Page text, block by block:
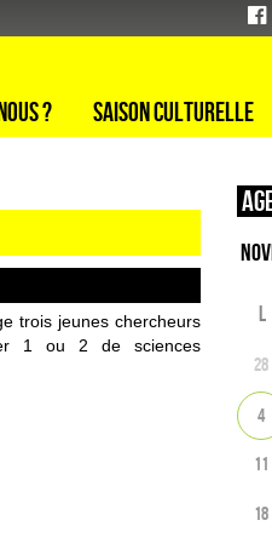
? Saison culturelle
trois jeunes chercheurs
1 ou 2 de sciences
L
28
4
11
18